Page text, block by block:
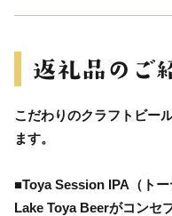
こだわりのクラフトビー
ます。
■Toya Session IPA（ト
Lake Toya Beerがコンセ